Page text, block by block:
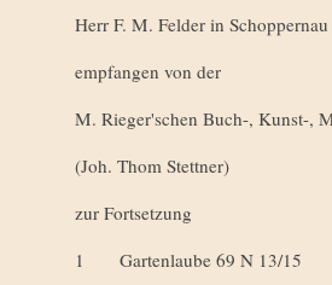
Herr F. M. Felder in Schoppernau
empfangen von der
M. Rieger'schen Buch-, Kunst-,
(Joh. Thom Stettner)
zur Fortsetzung
1 Gartenlaube 69 N 13/15